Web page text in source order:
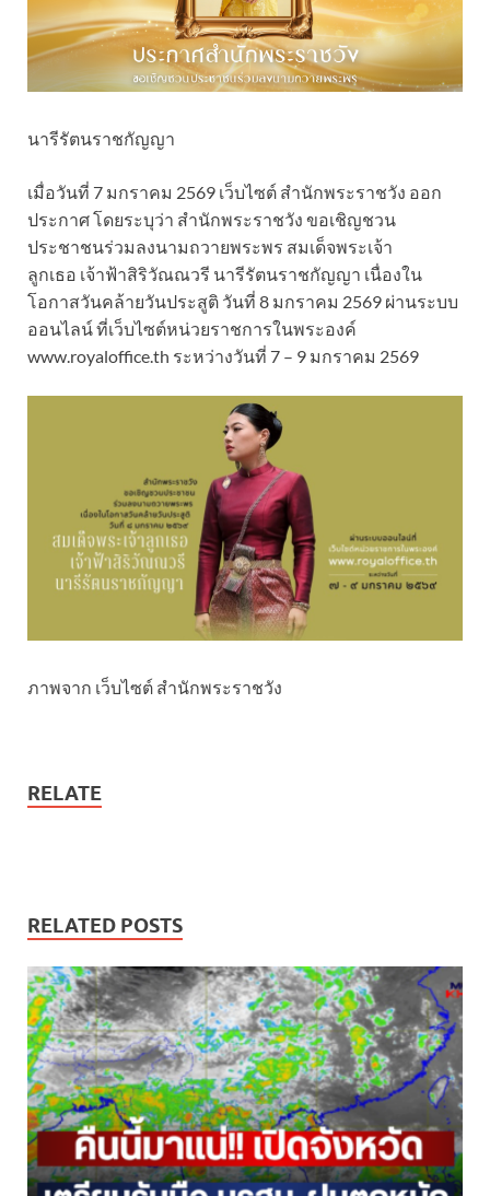
นารีรัตนราชกัญญา
เมื่อวันที่ 7 มกราคม 2569 เว็บไซต์ สำนักพระราชวัง ออก
ประกาศ โดยระบุว่า สำนักพระราชวัง ขอเชิญชวน
ประชาชนร่วมลงนามถวายพระพร สมเด็จพระเจ้า
ลูกเธอ เจ้าฟ้าสิริวัณณวรี นารีรัตนราชกัญญา เนื่องใน
โอกาสวันคล้ายวันประสูติ วันที่ 8 มกราคม 2569 ผ่านระบบ
ออนไลน์ ที่เว็บไซต์หน่วยราชการในพระองค์
www.royaloffice.th ระหว่างวันที่ 7 – 9 มกราคม 2569
ภาพจาก เว็บไซต์ สำนักพระราชวัง
RELATE
RELATED POSTS